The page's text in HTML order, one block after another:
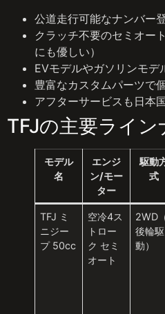
公道走行可能なナンバー
クラッチ不要のセミオー
にも優しい）
EVモデルやガソリンモデ
豊富なカスタムパーツで
アフターサービスも日本
TFJの主要ライン
モデル
名
エンジ
ン/モー
ター
駆動
式
TFJ ミ
ニジー
プ 50cc
空冷4ス
トロー
ク セミ
オート
2WD
後輪駆
動）